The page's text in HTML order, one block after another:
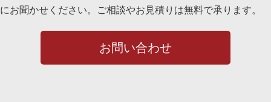
にお聞かせください。ご相談やお見積りは無料で承ります。
お問い合わせ